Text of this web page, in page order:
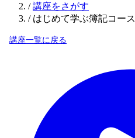
/ 講座をさがす
/ はじめて学ぶ簿記コース
講座一覧に戻る